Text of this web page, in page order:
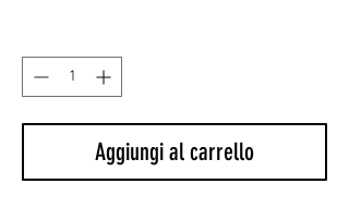
Aggiungi al carrello